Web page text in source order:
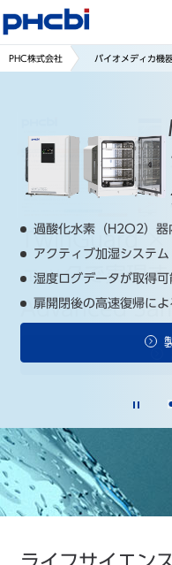
PHC株式会社 バイオメディカ機
TwinGuard ×
ェックで実現す
Advanced
1966年、1台の薬用保冷
を中心に、再生医療支援
と、記念ロゴ・スローガン
デュアル冷却による大
10.1インチ液晶タッチ
顔認証/NFC認証による
不正アクセスを防止す
過酸化水素（H2O2）器
アクティブ加湿システム
湿度ログデータが取得
扉開閉後の高速復帰に